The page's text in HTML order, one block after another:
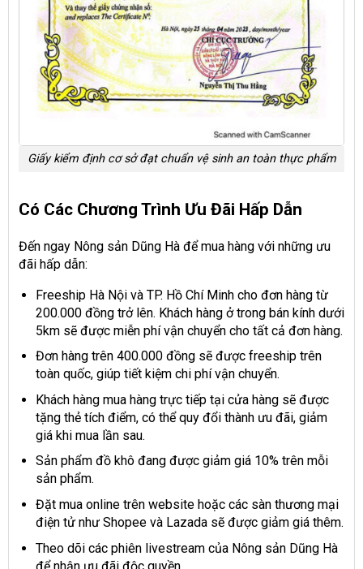
Giấy kiểm định cơ sở đạt chuẩn vệ sinh an toàn thực phẩm
Có Các Chương Trình Ưu Đãi Hấp Dẫn
Đến ngay Nông sản Dũng Hà để mua hàng với những ưu
đãi hấp dẫn:
Freeship Hà Nội và TP. Hồ Chí Minh cho đơn hàng từ
200.000 đồng trở lên. Khách hàng ở trong bán kính dưới
5km sẽ được miễn phí vận chuyển cho tất cả đơn hàng.
Đơn hàng trên 400.000 đồng sẽ được freeship trên
toàn quốc, giúp tiết kiệm chi phí vận chuyển.
Khách hàng mua hàng trực tiếp tại cửa hàng sẽ được
tặng thẻ tích điểm, có thể quy đổi thành ưu đãi, giảm
giá khi mua lần sau.
Sản phẩm đồ khô đang được giảm giá 10% trên mỗi
sản phẩm.
Đặt mua online trên website hoặc các sàn thương mại
điện tử như Shopee và Lazada sẽ được giảm giá thêm.
Theo dõi các phiên livestream của Nông sản Dũng Hà
để nhận ưu đãi độc quyền.